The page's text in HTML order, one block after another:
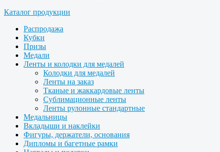
Каталог продукции
Распродажа
Кубки
Призы
Медали
Ленты и колодки для медалей
Колодки для медалей
Ленты на заказ
Тканые и жаккардовые ленты
Сублимационные ленты
Ленты рулонные стандартные
Медальницы
Вкладыши и наклейки
Фигуры, держатели, основания
Дипломы и багетные рамки